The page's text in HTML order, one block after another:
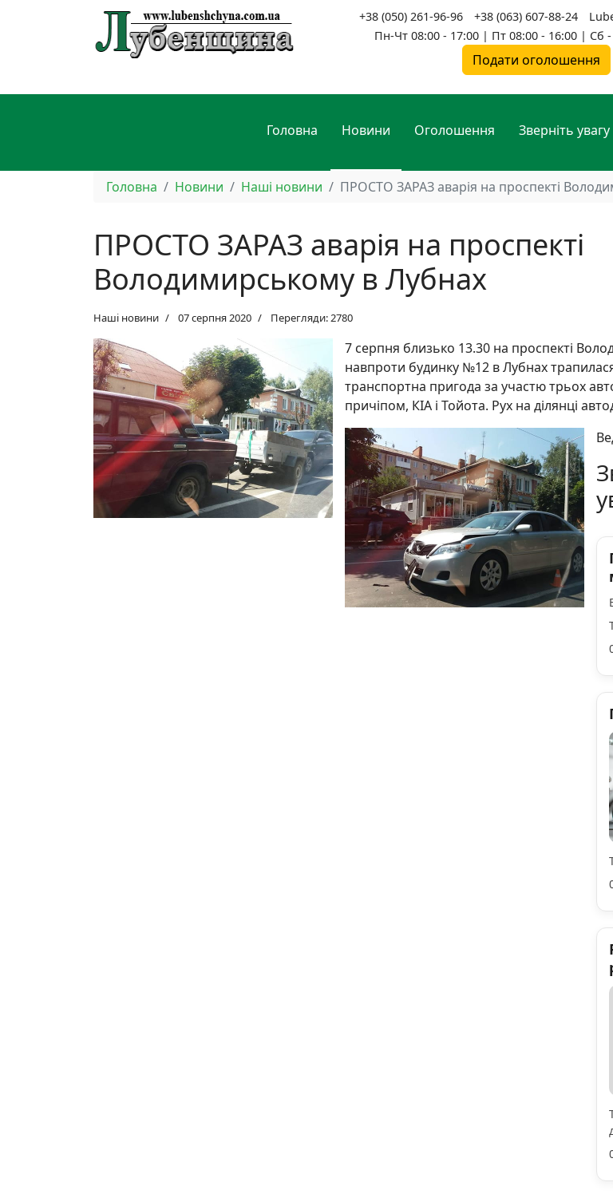
+38 (050) 261-96-96 +38 (063) 607-88-24
Пн-Чт 08:00 - 17:00 | Пт 08:00 - 16:00 | Сб
Подати оголошення
Головна Новини Оголошення Зверніть увагу
Головна Новини Наші новини ПРОСТО ЗАРАЗ аварія на проспекті
ПРОСТО ЗАРАЗ аварія на проспекті
Володимирському в Лубнах
Наші новини 07 серпня 2020 Перегляди: 2780
7 серпня близько 13.30 на проспекті
навпроти будинку №12 в Лубнах
транспортна пригода за участю трьох
причіпом, КІА і Тойота. Рух на ділянці